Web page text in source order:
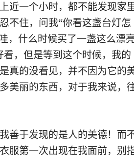
近一个小时，都不能发现家
不住，问我“你看这盏台灯怎
，什么时候买了一盏这么漂
，但是等到这个时候，我的
真的没看见，并不因为它的
美丽的东西，对于我来说，
善于发现的是人的美德！而
服第一次出现在我面前，别